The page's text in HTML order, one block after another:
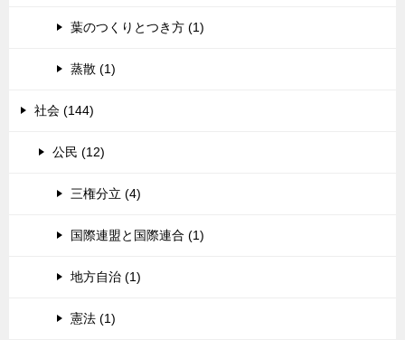
葉のつくりとつき方 (1)
蒸散 (1)
社会 (144)
公民 (12)
三権分立 (4)
国際連盟と国際連合 (1)
地方自治 (1)
憲法 (1)